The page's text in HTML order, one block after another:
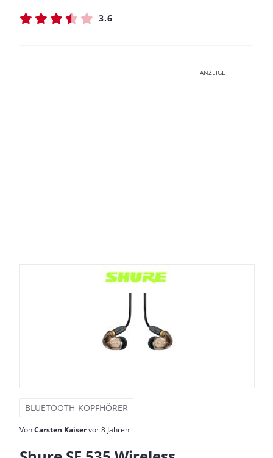
3.6
ANZEIGE
BLUETOOTH-KOPFHÖRER
VonCarsten Kaiservor 8 Jahren